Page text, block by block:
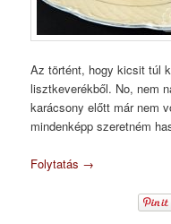
Az történt, hogy kicsit túl
lisztkeverékből. No, nem
karácsony előtt már nem
mindenképp szeretném
Folytatás →